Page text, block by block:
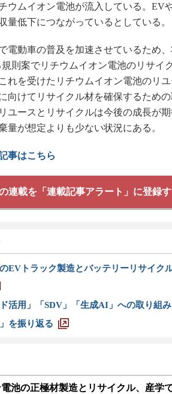
ウムイオン電池が流入している。EV
量低下につながっているとしている。
電動車の普及を加速させているため
則案でリチウムイオン電池のリサイ
れを受けたリチウムイオン電池のリ
向けてリサイクル材を確保するため
ユースとリサイクルは今後の成長が期
量が想定よりも少ない状況にある。
事はこちら
連載を「連載記事アラート」に登録
EVトラック製造とバッテリーリサイク
活用」「SDV」「生成AI」への取り組み
を振り返る
池の正極材製造とリサイクル、産学